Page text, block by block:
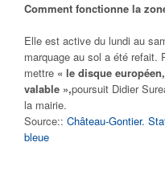
Comment fonctionne la
Elle est active du lundi au
marquage au sol a été refait.
mettre « le disque
valable »,poursuit Didier
la mairie.
Source:: Château-Gontier.
bleue